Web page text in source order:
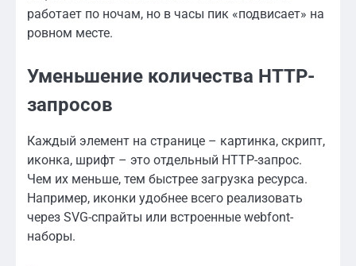
работает по ночам, но в часы пик «подвисает» на
ровном месте.
Уменьшение количества HTTP-
запросов
Каждый элемент на странице – картинка, скрипт,
иконка, шрифт – это отдельный HTTP-запрос.
Чем их меньше, тем быстрее загрузка ресурса.
Например, иконки удобнее всего реализовать
через SVG-спрайты или встроенные webfont-
наборы.